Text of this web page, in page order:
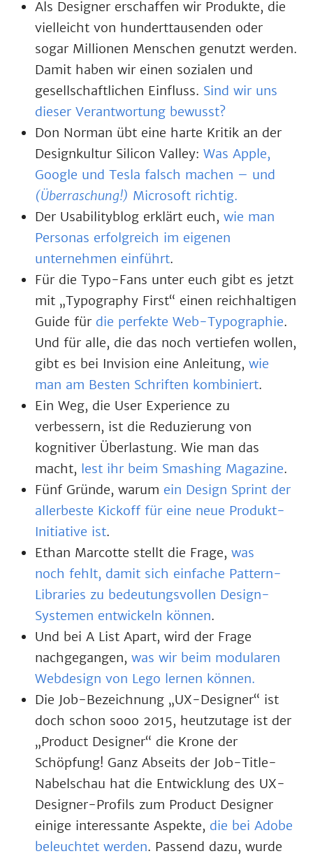
Als Designer erschaffen wir Produkte, die
vielleicht von hunderttausenden oder
sogar Millionen Menschen genutzt werden.
Damit haben wir einen sozialen und
gesellschaftlichen Einfluss. Sind wir uns
dieser Verantwortung bewusst?
Don Norman übt eine harte Kritik an der
Designkultur Silicon Valley: Was Apple,
Google und Tesla falsch machen – und
(Überraschung!) Microsoft richtig.
Der Usabilityblog erklärt euch, wie man
Personas erfolgreich im eigenen
unternehmen einführt.
Für die Typo-Fans unter euch gibt es jetzt
mit „Typography First“ einen reichhaltigen
Guide für die perfekte Web-Typographie.
Und für alle, die das noch vertiefen wollen,
gibt es bei Invision eine Anleitung, wie
man am Besten Schriften kombiniert.
Ein Weg, die User Experience zu
verbessern, ist die Reduzierung von
kognitiver Überlastung. Wie man das
macht, lest ihr beim Smashing Magazine.
Fünf Gründe, warum ein Design Sprint der
allerbeste Kickoff für eine neue Produkt-
Initiative ist.
Ethan Marcotte stellt die Frage, was
noch fehlt, damit sich einfache Pattern-
Libraries zu bedeutungsvollen Design-
Systemen entwickeln können.
Und bei A List Apart, wird der Frage
nachgegangen, was wir beim modularen
Webdesign von Lego lernen können.
Die Job-Bezeichnung „UX-Designer“ ist
doch schon sooo 2015, heutzutage ist der
„Product Designer“ die Krone der
Schöpfung! Ganz Abseits der Job-Title-
Nabelschau hat die Entwicklung des UX-
Designer-Profils zum Product Designer
einige interessante Aspekte, die bei Adobe
beleuchtet werden. Passend dazu, wurde